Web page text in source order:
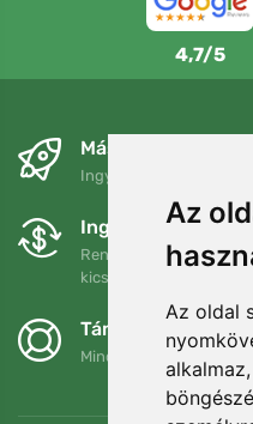
Az
Az oldal
4,7/5
Másnapra és
Ingyenes szállítás a
Ingyenes csere
Rendelését 90 napon
kicserélheti.
Támogatjuk a
Minden